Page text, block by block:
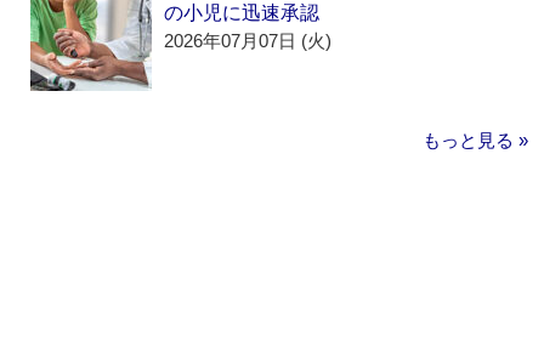
の小児に迅速承認
2026年07月07日 (火)
もっと見る »